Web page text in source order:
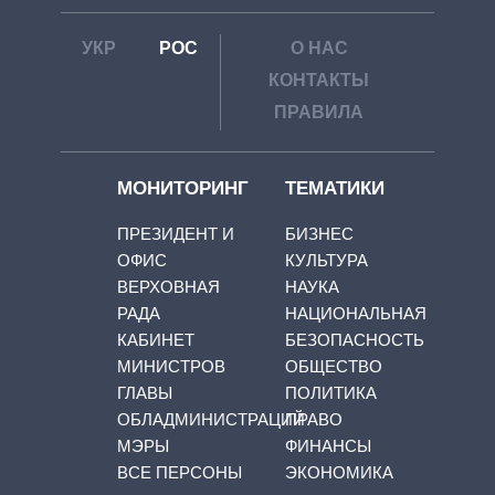
УКР РОС
О НАС
КОНТАКТЫ
ПРАВИЛА
МОНИТОРИНГ
ПРЕЗИДЕНТ И
ОФИС
ВЕРХОВНАЯ
РАДА
КАБИНЕТ
МИНИСТРОВ
ГЛАВЫ
ОБЛАДМИНИСТРАЦИЙ
МЭРЫ
ВСЕ ПЕРСОНЫ
ТЕМАТИКИ
БИЗНЕС
КУЛЬТУРА
НАУКА
НАЦИОНАЛЬНАЯ
БЕЗОПАСНОСТЬ
ОБЩЕСТВО
ПОЛИТИКА
ПРАВО
ФИНАНСЫ
ЭКОНОМИКА